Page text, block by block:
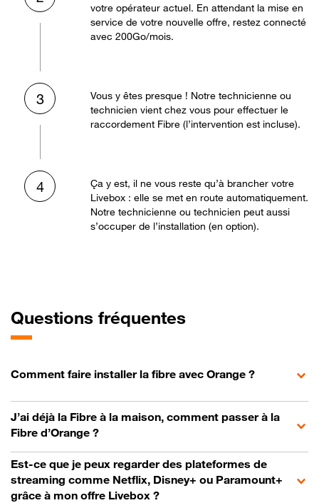
votre opérateur actuel. En attendant la mise en
service de votre nouvelle offre, restez connecté
avec 200Go/mois.
3
Vous y êtes presque ! Notre technicienne ou
technicien vient chez vous pour effectuer le
raccordement Fibre (l’intervention est incluse).
4
Ça y est, il ne vous reste qu’à brancher votre
Livebox : elle se met en route automatiquement.
Notre technicienne ou technicien peut aussi
s’occuper de l’installation (en option).
Questions fréquentes
Comment faire installer la fibre avec Orange ?
J’ai déjà la Fibre à la maison, comment passer à la
Fibre d’Orange ?
Est-ce que je peux regarder des plateformes de
streaming comme Netflix, Disney+ ou Paramount+
grâce à mon offre Livebox ?